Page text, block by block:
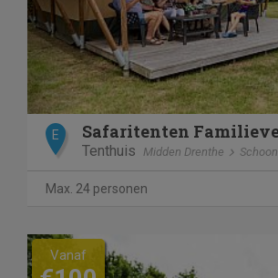
E Safaritenten
Tenthuis Midden Drenthe
Max. 24 personen
Previous
Vanaf